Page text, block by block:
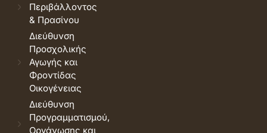
Περιβάλλοντος
& Πρασίνου
Διεύθυνση
Προσχολικής
Αγωγής και
Φροντίδας
Οικογένειας
Διεύθυνση
Προγραμματισμού,
Οργάνωσης και